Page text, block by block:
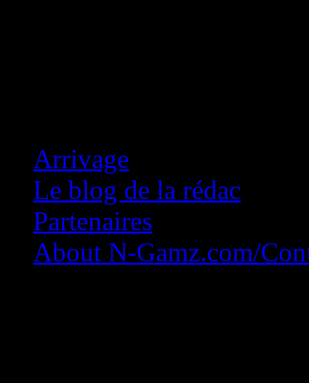
Arrivage
Le blog de la rédac
Partenaires
About N-Gamz.com/